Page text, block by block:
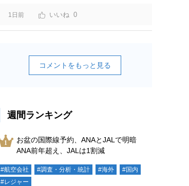
1日前 0
コメントをもっと見る
週間ランキング
お盆の国際線予約、ANAとJALで明暗
ANA前年超え、JALは1割減
#航空会社 #調査・分析・統計 #海外
#国内
#レジャー